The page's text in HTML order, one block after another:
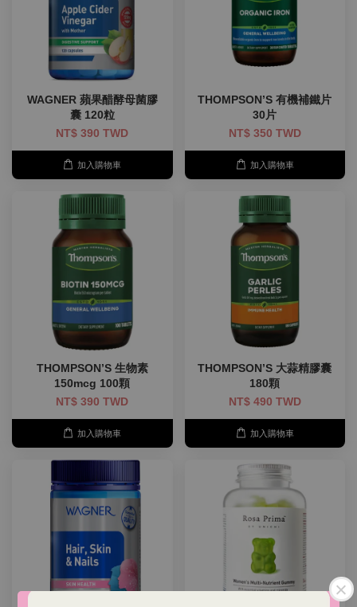
WAGNER 蘋果醋酵母菌膠
囊 120粒
NT$ 390 TWD
加入購物車
THOMPSON’S 有機補鐵片
30片
NT$ 350 TWD
加入購物車
THOMPSON’S 生物素
150mcg 100顆
NT$ 390 TWD
加入購物車
THOMPSON’S 大蒜精膠囊
180顆
NT$ 490 TWD
加入購物車